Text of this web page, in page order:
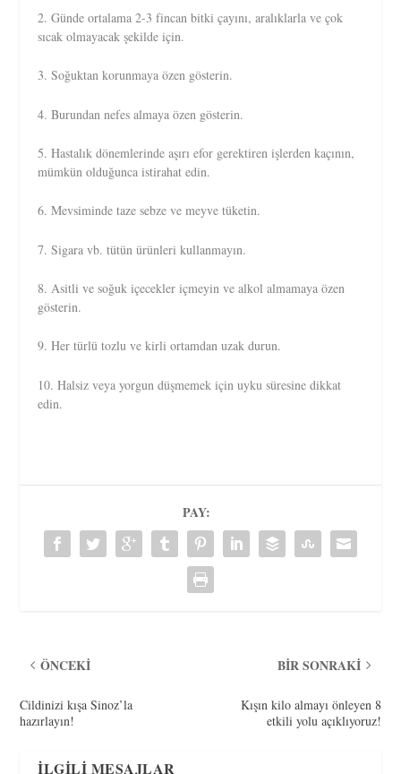
2. Günde ortalama 2-3 fincan bitki çayını, aralıklarla ve çok
sıcak olmayacak şekilde için.
3. Soğuktan korunmaya özen gösterin.
4. Burundan nefes almaya özen gösterin.
5. Hastalık dönemlerinde aşırı efor gerektiren işlerden kaçının,
mümkün olduğunca istirahat edin.
6. Mevsiminde taze sebze ve meyve tüketin.
7. Sigara vb. tütün ürünleri kullanmayın.
8. Asitli ve soğuk içecekler içmeyin ve alkol almamaya özen
gösterin.
9. Her türlü tozlu ve kirli ortamdan uzak durun.
10. Halsiz veya yorgun düşmemek için uyku süresine dikkat
edin.
PAY:
ÖNCEKI
Cildinizi kışa Sinoz’la
hazırlayın!
BIR SONRAKI
Kışın kilo almayı önleyen 8
etkili yolu açıklıyoruz!
İLGILI MESAJLAR